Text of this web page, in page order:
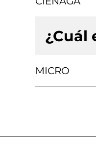
¿Cuál
MICRO